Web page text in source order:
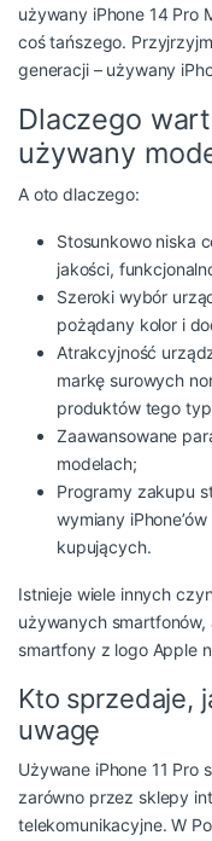
używany iPhone 14 Pro
coś tańszego.
generacji – używany
Dlaczego
używany
A oto dlaczego:
Stosunkowo niska
jakości,
Szeroki wybór
pożądany kolor i
Atrakcyjność
markę surowych
produktów tego
Zaawansowane
modelach;
Programy zakupu
wymiany
kupujących.
Istnieje wiele innych
używanych
smartfony z logo Apple
Kto sprzedaje,
uwagę
Używane iPhone 11 Pro
zarówno przez sklepy
telekomunikacyjne. W